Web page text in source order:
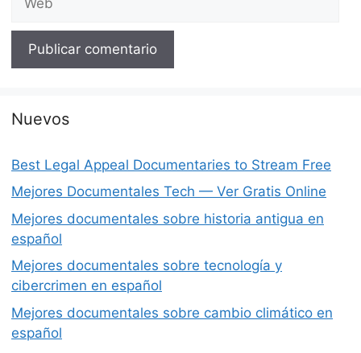
Nuevos
Best Legal Appeal Documentaries to Stream Free
Mejores Documentales Tech — Ver Gratis Online
Mejores documentales sobre historia antigua en
español
Mejores documentales sobre tecnología y
cibercrimen en español
Mejores documentales sobre cambio climático en
español